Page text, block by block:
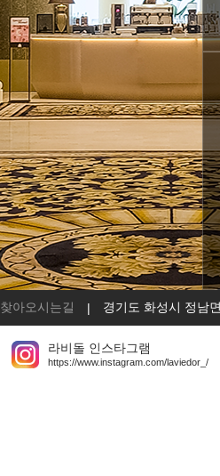
찾아오시는길 | 경기도 화성시 정남
라비돌 인스타그램
https://www.instagram.com/laviedor_/